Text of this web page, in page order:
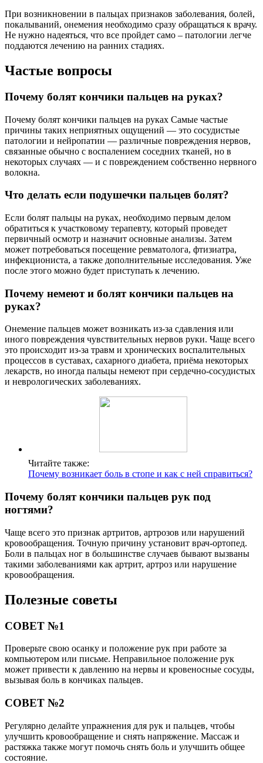
При возникновении в пальцах признаков заболевания, болей,
покалываний, онемения необходимо сразу обращаться к врачу.
Не нужно надеяться, что все пройдет само – патологии легче
поддаются лечению на ранних стадиях.
Частые вопросы
Почему болят кончики пальцев на руках?
Почему болят кончики пальцев на руках Самые частые
причины таких неприятных ощущений — это сосудистые
патологии и нейропатии — различные повреждения нервов,
связанные обычно с воспалением соседних тканей, но в
некоторых случаях — и с повреждением собственно нервного
волокна.
Что делать если подушечки пальцев болят?
Если болят пальцы на руках, необходимо первым делом
обратиться к участковому терапевту, который проведет
первичный осмотр и назначит основные анализы. Затем
может потребоваться посещение ревматолога, фтизиатра,
инфекциониста, а также дополнительные исследования. Уже
после этого можно будет приступать к лечению.
Почему немеют и болят кончики пальцев на
руках?
Онемение пальцев может возникать из-за сдавления или
иного повреждения чувствительных нервов руки. Чаще всего
это происходит из-за травм и хронических воспалительных
процессов в суставах, сахарного диабета, приёма некоторых
лекарств, но иногда пальцы немеют при сердечно-сосудистых
и неврологических заболеваниях.
Читайте также:
Почему возникает боль в стопе и как с ней справиться?
Почему болят кончики пальцев рук под
ногтями?
Чаще всего это признак артритов, артрозов или нарушений
кровообращения. Точную причину установит врач-ортопед.
Боли в пальцах ног в большинстве случаев бывают вызваны
такими заболеваниями как артрит, артроз или нарушение
кровообращения.
Полезные советы
СОВЕТ №1
Проверьте свою осанку и положение рук при работе за
компьютером или письме. Неправильное положение рук
может привести к давлению на нервы и кровеносные сосуды,
вызывая боль в кончиках пальцев.
СОВЕТ №2
Регулярно делайте упражнения для рук и пальцев, чтобы
улучшить кровообращение и снять напряжение. Массаж и
растяжка также могут помочь снять боль и улучшить общее
состояние.